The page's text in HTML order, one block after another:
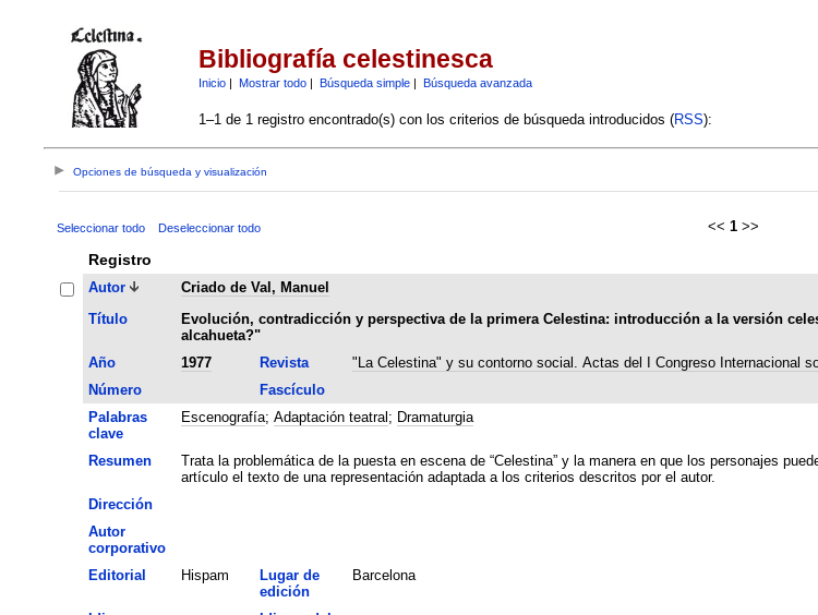
Bibliografía celestinesca
Inicio| Mostrar todo| Búsqueda simple| Búsqueda avanzada
1–1 de 1 registro encontrado(s) con los criterios de búsqueda introducidos (RSS):
Opciones de búsqueda y visualización
Seleccionar todo Deseleccionar todo << 1 >>
Registro
Autor
Criado de Val, Manuel
Título
Evolución, contradicción y perspectiva de la primera Celestina: introducción a la versión
alcahueta?"
Año
1977 Revista "La Celestina" y su contorno social. Actas del I Congreso Internacional
Número
Fascículo
Palabras
clave
Escenografía; Adaptación teatral ; Dramaturgia
Resumen
Trata la problemática de la puesta en escena de “Celestina” y la manera en que los personajes
artículo el texto de una representación adaptada a los criterios descritos por el autor.
Dirección
Autor
corporativo
Editorial Hispam
Lugar de
edición
Barcelona